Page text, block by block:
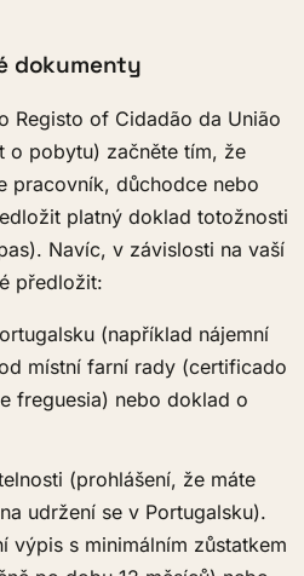
dokumenty
Registo of Cidadão da União
o pobytu) začněte tím, že
pracovník, důchodce nebo
platný doklad totožnosti
Navíc, v závislosti na vaší
předložit:
(například nájemní
místní farní rady (certificado
freguesia) nebo doklad o
(prohlášení, že máte
udržení se v Portugalsku).
výpis s minimálním zůstatkem